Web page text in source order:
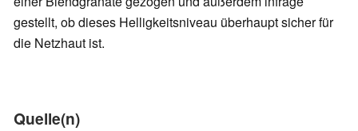
gestellt, ob dieses Helligkeitsniveau überhaupt sicher für
die Netzhaut ist.
Quelle(n)